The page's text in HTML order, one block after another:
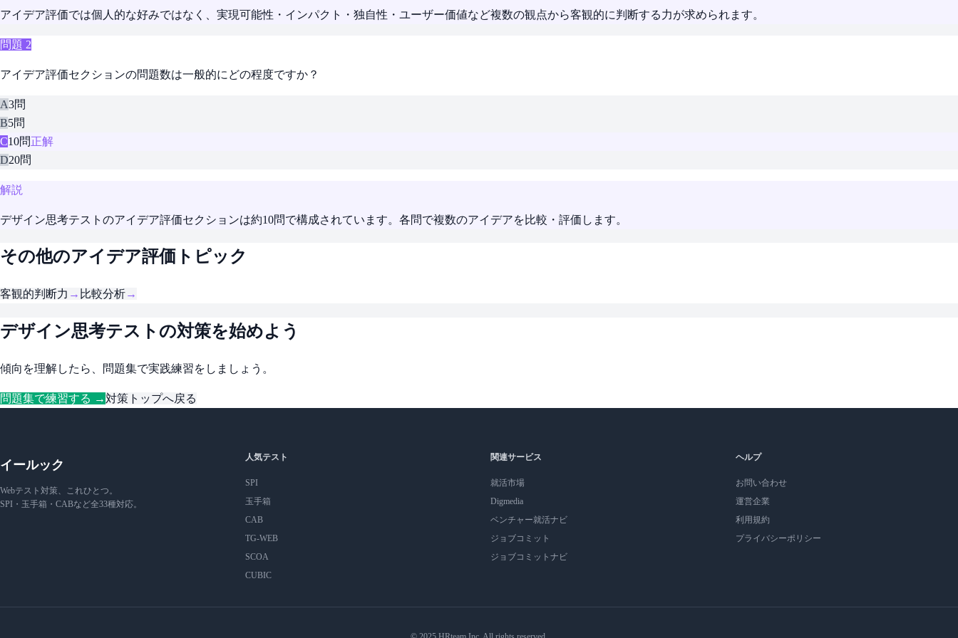
アイデア評価では個人的な好みではなく、実現可能性・インパクト・独自性・ユーザー価値など複数の観点から客観的に判断する力が求められます。
問題 2
アイデア評価セクションの問題数は一般的にどの程度ですか？
A3問
B5問
C10問正解
D20問
解説
デザイン思考テストのアイデア評価セクションは約10問で構成されています。各問で複数のアイデアを比較・評価します。
その他のアイデア評価トピック
客観的判断力 → 比較分析→
デザイン思考テストの対策を始めよう
傾向を理解したら、問題集で実践練習をしましょう。
問題集で練習する → 対策トップへ戻る
イールック
Webテスト対策、これひとつ。
SPI・玉手箱・CABなど全33種対応。
人気テスト
SPI
玉手箱
CAB
TG-WEB
SCOA
CUBIC
関連サービス
就活市場
Digmedia
ベンチャー就活ナビ
ジョブコミット
ジョブコミットナビ
ヘルプ
お問い合わせ
運営企業
利用規約
プライバシーポリシー